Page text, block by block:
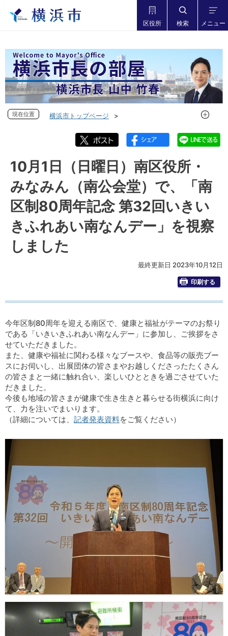
区役所 検索 メニュー
現在位置
横浜市トップページ
フォトダイアリー 2023年度
フォトダイアリー 2023年10月
10月1日（日曜日）南区役所・みなみん（南公会堂）で、「南
区制80周年記念 第32回いきいきふれあい南なんデー」を視察
しました
現在位
10月1日（日曜日）南区役所・
みなみん（南公会堂）で、「南
区制80周年記念 第32回いきい
きふれあい南なんデー」を視察
しました
最終更新日 2023年10月12日
印刷する
今年区制80周年を迎える南区で、健康と福祉がテーマのお祭り
である「いきいきふれあい南なんデー」に参加し、ご挨拶をさ
せていただきました。
また、健康や福祉に関わる様々なブースや、食品等の販売ブー
スにお伺いし、出展団体の皆さまやお越しくださったたくさん
の皆さまと一緒に触れ合い、楽しいひとときを過ごさせていた
だきました。
今後も地域の皆さまが健康で生き生きと暮らせる街横浜に向け
て、力を注いでまいります。
（詳細については、 記者発表資料をご覧ください）